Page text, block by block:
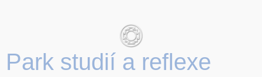
Park studií a reflexe